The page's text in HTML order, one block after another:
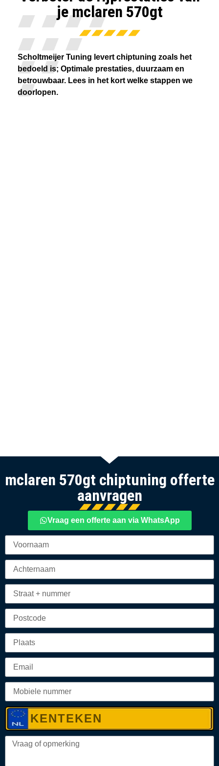
je mclaren 570gt
Scholtmeijer Tuning levert chiptuning zoals het
bedoeld is; Optimale prestaties, duurzaam en
betrouwbaar. Lees in het kort welke stappen we
doorlopen.
mclaren 570gt chiptuning offerte
aanvragen
Vraag een offerte aan via WhatsApp